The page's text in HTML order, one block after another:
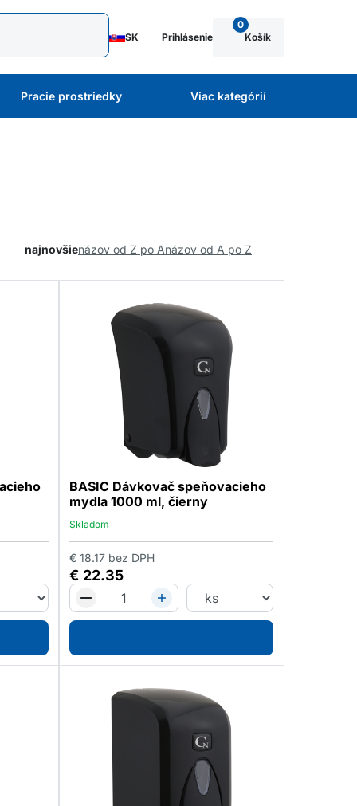
SK Prihlásenie
0
Košík
Pracie prostriedky Viac kategórií
najnovšienázov od Z po Anázov od A po Z
BASIC Dávkovač speňovacieho
mydla 1000 ml, čierny
Skladom
€ 22.35
€ 18.17 bez DPH